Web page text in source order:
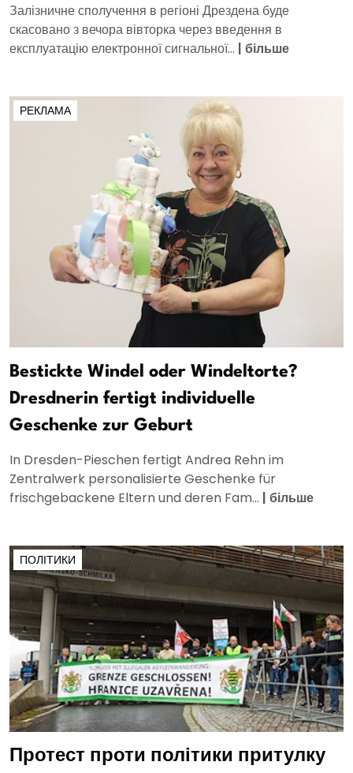
Залізничне сполучення в регіоні Дрездена буде
скасовано з вечора вівторка через введення в
експлуатацію електронної сигнальної... | більше
РЕКЛАМА
Bestickte Windel oder Windeltorte?
Dresdnerin fertigt individuelle
Geschenke zur Geburt
In Dresden-Pieschen fertigt Andrea Rehn im
Zentralwerk personalisierte Geschenke für
frischgebackene Eltern und deren Fam... | більше
ПОЛІТИКИ
Протест проти політики притулку